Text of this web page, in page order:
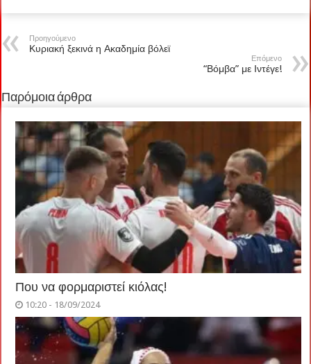
Προηγούμενο
Κυριακή ξεκινά η Ακαδημία βόλεϊ
Επόμενο
“Βόμβα” με Ιντέγε!
Παρόμοια άρθρα
Που να φορμαριστεί κιόλας!
10:20 - 18/09/2024